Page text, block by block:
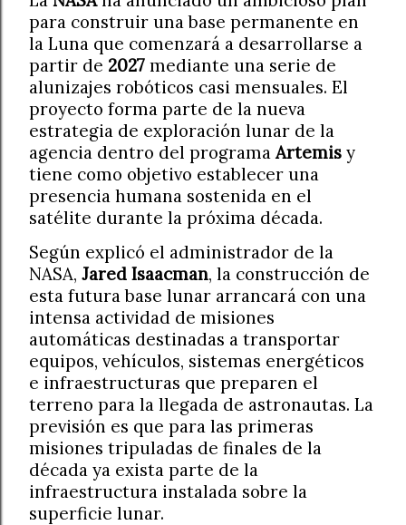
para construir una base permanente en
la Luna que comenzará a desarrollarse a
partir de 2027 mediante una serie de
alunizajes robóticos casi mensuales. El
proyecto forma parte de la nueva
estrategia de exploración lunar de la
agencia dentro del programa Artemis y
tiene como objetivo establecer una
presencia humana sostenida en el
satélite durante la próxima década.
Según explicó el administrador de la
NASA, Jared Isaacman, la construcción de
esta futura base lunar arrancará con una
intensa actividad de misiones
automáticas destinadas a transportar
equipos, vehículos, sistemas energéticos
e infraestructuras que preparen el
terreno para la llegada de astronautas. La
previsión es que para las primeras
misiones tripuladas de finales de la
década ya exista parte de la
infraestructura instalada sobre la
superficie lunar.